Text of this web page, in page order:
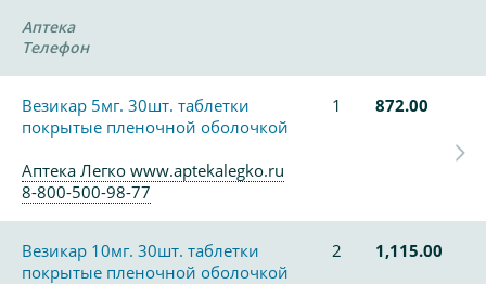
Аптека
Телефон
Везикар 5мг. 30шт. таблетки
покрытые пленочной оболочкой
1 872.00
Аптека Легко www.aptekalegko.ru
8-800-500-98-77
Везикар 10мг. 30шт. таблетки
покрытые пленочной оболочкой
2 1,115.00